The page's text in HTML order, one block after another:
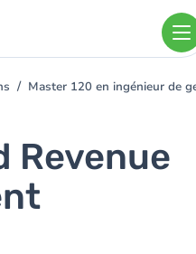
Master 120 en ingénieur de
Revenue